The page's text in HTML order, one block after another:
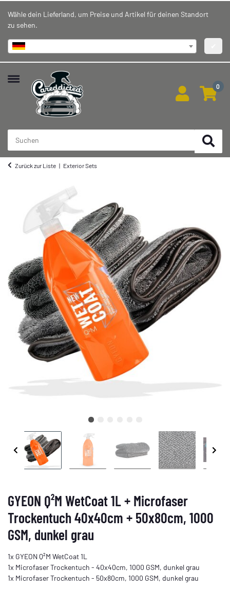
Wähle dein Lieferland, um Preise und Artikel für deinen Standort
zu sehen.
0
Zurück zur Liste Exterior Sets
GYEON Q²M WetCoat 1L + Microfaser
Trockentuch 40x40cm + 50x80cm, 1000
GSM, dunkel grau
1x GYEON Q²M WetCoat 1L
1x Microfaser Trockentuch - 40x40cm, 1000 GSM, dunkel grau
1x Microfaser Trockentuch - 50x80cm, 1000 GSM, dunkel grau